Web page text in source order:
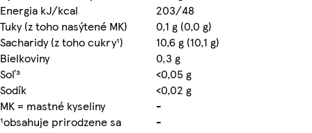
Energia kJ/kcal
203/48
Tuky (z toho nasýtené MK)
0,1 g (0,0 g)
Sacharidy (z toho cukry¹)
10,6 g (10,1 g)
Bielkoviny
0,3 g
Soľ³
<0,05 g
Sodík
<0,02 g
MK = mastné kyseliny
-
¹obsahuje prirodzene sa
-